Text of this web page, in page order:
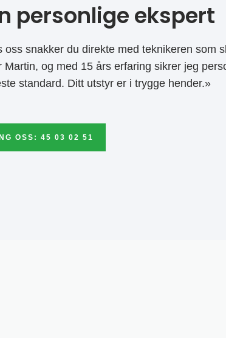
personlige ekspert
oss snakker du direkte med teknikeren som
Martin, og med 15 års erfaring sikrer jeg
standard. Ditt utstyr er i trygge hender.»
OSS: 45 03 02 51